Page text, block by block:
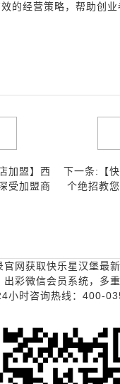
的经营策略，帮助创
加盟】西
受加盟商
下一条:【
个绝招教
网获取快乐星汉堡最
出彩微信会员系统，多
小时咨询热线：400-